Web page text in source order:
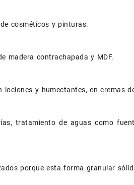
cosméticos y pinturas.
madera contrachapada y MDF.
lociones y humectantes, en cremas
tratamiento de aguas como
porque esta forma granular